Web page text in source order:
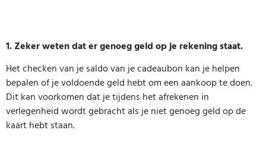
1. Zeker weten dat er genoeg geld op je rekening staat.
Het checken van je saldo van je cadeaubon kan je helpen
bepalen of je voldoende geld hebt om een aankoop te doen.
Dit kan voorkomen dat je tijdens het afrekenen in
verlegenheid wordt gebracht als je niet genoeg geld op de
kaart hebt staan.